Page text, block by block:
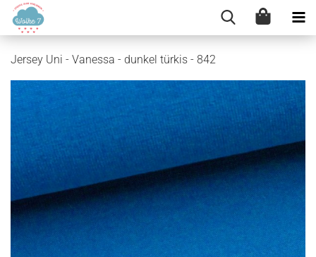
Jersey Uni - Vanessa - dunkel türkis - 842